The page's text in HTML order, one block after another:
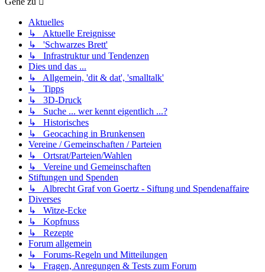
Aktuelles
↳ Aktuelle Ereignisse
↳ 'Schwarzes Brett'
↳ Infrastruktur und Tendenzen
Dies und das ...
↳ Allgemein, 'dit & dat', 'smalltalk'
↳ Tipps
↳ 3D-Druck
↳ Suche ... wer kennt eigentlich ...?
↳ Historisches
↳ Geocaching in Brunkensen
Vereine / Gemeinschaften / Parteien
↳ Ortsrat/Parteien/Wahlen
↳ Vereine und Gemeinschaften
Stiftungen und Spenden
↳ Albrecht Graf von Goertz - Siftung und Spendenaffaire
Diverses
↳ Witze-Ecke
↳ Kopfnuss
↳ Rezepte
Forum allgemein
↳ Forums-Regeln und Mitteilungen
↳ Fragen, Anregungen & Tests zum Forum